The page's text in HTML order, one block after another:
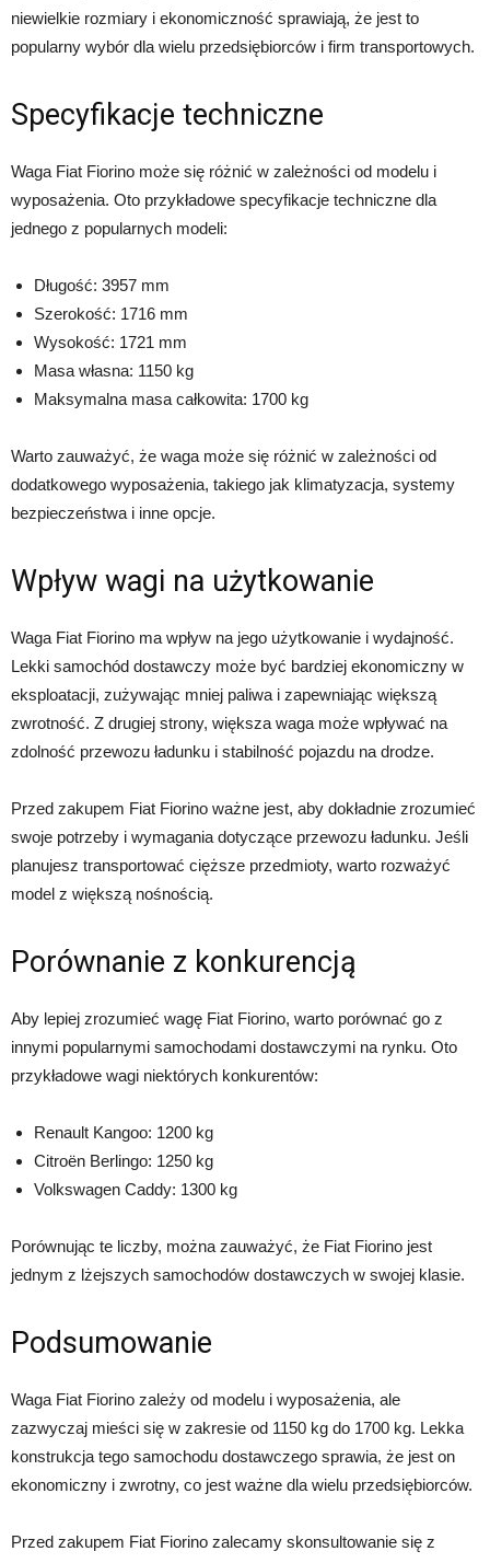
niewielkie rozmiary i ekonomiczność sprawiają, że jest to
popularny wybór dla wielu przedsiębiorców i firm transportowych.
Specyfikacje techniczne
Waga Fiat Fiorino może się różnić w zależności od modelu i
wyposażenia. Oto przykładowe specyfikacje techniczne dla
jednego z popularnych modeli:
Długość: 3957 mm
Szerokość: 1716 mm
Wysokość: 1721 mm
Masa własna: 1150 kg
Maksymalna masa całkowita: 1700 kg
Warto zauważyć, że waga może się różnić w zależności od
dodatkowego wyposażenia, takiego jak klimatyzacja, systemy
bezpieczeństwa i inne opcje.
Wpływ wagi na użytkowanie
Waga Fiat Fiorino ma wpływ na jego użytkowanie i wydajność.
Lekki samochód dostawczy może być bardziej ekonomiczny w
eksploatacji, zużywając mniej paliwa i zapewniając większą
zwrotność. Z drugiej strony, większa waga może wpływać na
zdolność przewozu ładunku i stabilność pojazdu na drodze.
Przed zakupem Fiat Fiorino ważne jest, aby dokładnie zrozumieć
swoje potrzeby i wymagania dotyczące przewozu ładunku. Jeśli
planujesz transportować cięższe przedmioty, warto rozważyć
model z większą nośnością.
Porównanie z konkurencją
Aby lepiej zrozumieć wagę Fiat Fiorino, warto porównać go z
innymi popularnymi samochodami dostawczymi na rynku. Oto
przykładowe wagi niektórych konkurentów:
Renault Kangoo: 1200 kg
Citroën Berlingo: 1250 kg
Volkswagen Caddy: 1300 kg
Porównując te liczby, można zauważyć, że Fiat Fiorino jest
jednym z lżejszych samochodów dostawczych w swojej klasie.
Podsumowanie
Waga Fiat Fiorino zależy od modelu i wyposażenia, ale
zazwyczaj mieści się w zakresie od 1150 kg do 1700 kg. Lekka
konstrukcja tego samochodu dostawczego sprawia, że jest on
ekonomiczny i zwrotny, co jest ważne dla wielu przedsiębiorców.
Przed zakupem Fiat Fiorino zalecamy skonsultowanie się z